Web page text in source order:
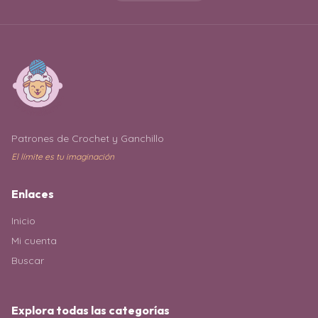
Patrones de Crochet y Ganchillo
El límite es tu imaginación
Enlaces
Inicio
Mi cuenta
Buscar
Explora todas las categorías